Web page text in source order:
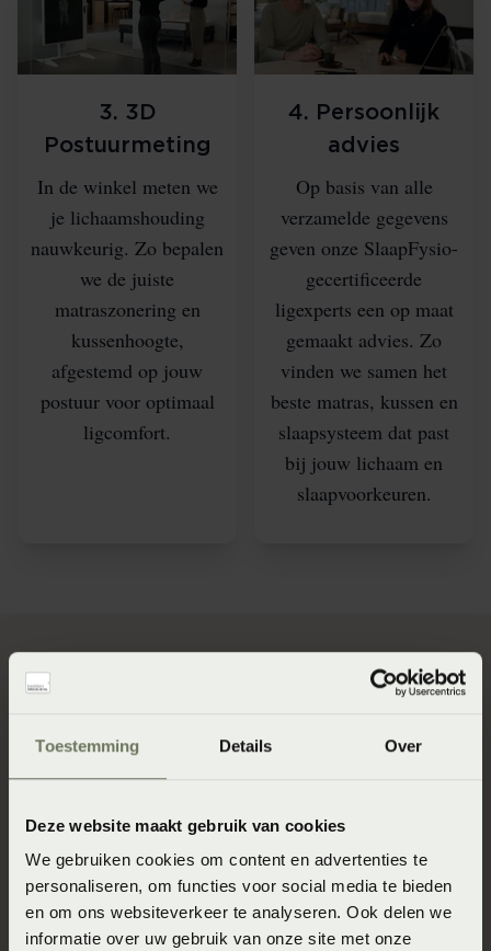
Toestemming Details Over
Deze website maakt gebruik van cookies
We gebruiken cookies om content en advertenties te
personaliseren, om functies voor social media te bieden
en om ons websiteverkeer te analyseren. Ook delen we
informatie over uw gebruik van onze site met onze
3. 3D
Postuurmeting
In de winkel meten we
je lichaamshouding
nauwkeurig. Zo bepalen
we de juiste
matraszonering en
kussenhoogte,
afgestemd op jouw
postuur voor optimaal
ligcomfort.
4. Persoonlijk
advies
Op basis van alle
verzamelde gegevens
geven onze SlaapFysio-
gecertificeerde
ligexperts een op maat
gemaakt advies. Zo
vinden we samen het
beste matras, kussen en
slaapsysteem dat past
bij jouw lichaam en
slaapvoorkeuren.
Hoe weet je of je nu al goed
ligt?
Als je wilt weten of je momenteel wel goed ligt maak
dan gebruik van onze SlaapSelfie service. Maak een foto
van jouw lighouding en krijg advies van onze
SlaapFysiotherapeut Hidde Hulshof over jouw